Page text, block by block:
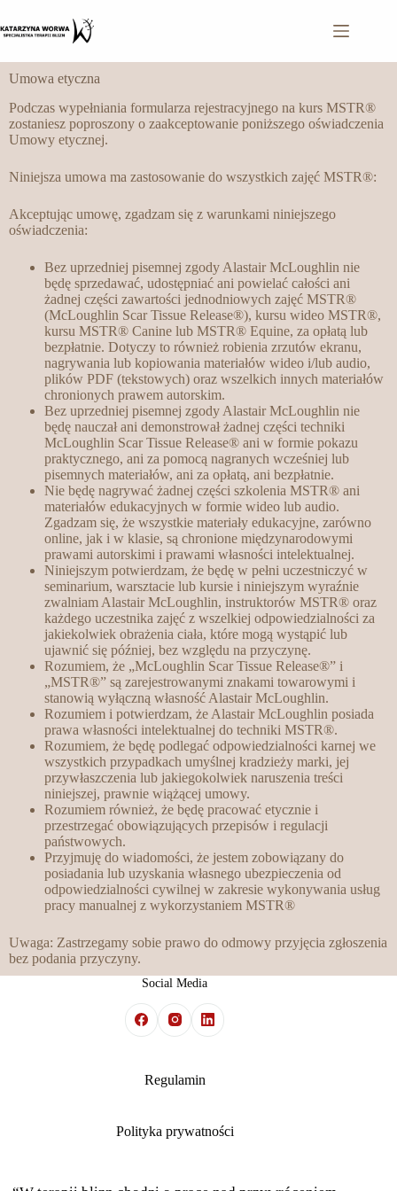
Umowa etyczna
Podczas wypełniania formularza rejestracyjnego na kurs MSTR®
zostaniesz poproszony o zaakceptowanie poniższego oświadczenia
Umowy etycznej.
Niniejsza umowa ma zastosowanie do wszystkich zajęć MSTR®:
Akceptując umowę, zgadzam się z warunkami niniejszego
oświadczenia:
Bez uprzedniej pisemnej zgody Alastair McLoughlin nie
będę sprzedawać, udostępniać ani powielać całości ani
żadnej części zawartości jednodniowych zajęć MSTR®
(McLoughlin Scar Tissue Release®), kursu wideo MSTR®,
kursu MSTR® Canine lub MSTR® Equine, za opłatą lub
bezpłatnie. Dotyczy to również robienia zrzutów ekranu,
nagrywania lub kopiowania materiałów wideo i/lub audio,
plików PDF (tekstowych) oraz wszelkich innych materiałów
chronionych prawem autorskim.
Bez uprzedniej pisemnej zgody Alastair McLoughlin nie
będę nauczał ani demonstrował żadnej części techniki
McLoughlin Scar Tissue Release® ani w formie pokazu
praktycznego, ani za pomocą nagranych wcześniej lub
pisemnych materiałów, ani za opłatą, ani bezpłatnie.
Nie będę nagrywać żadnej części szkolenia MSTR® ani
materiałów edukacyjnych w formie wideo lub audio.
Zgadzam się, że wszystkie materiały edukacyjne, zarówno
online, jak i w klasie, są chronione międzynarodowymi
prawami autorskimi i prawami własności intelektualnej.
Niniejszym potwierdzam, że będę w pełni uczestniczyć w
seminarium, warsztacie lub kursie i niniejszym wyraźnie
zwalniam Alastair McLoughlin, instruktorów MSTR® oraz
każdego uczestnika zajęć z wszelkiej odpowiedzialności za
jakiekolwiek obrażenia ciała, które mogą wystąpić lub
ujawnić się później, bez względu na przyczynę.
Rozumiem, że „McLoughlin Scar Tissue Release®” i
„MSTR®” są zarejestrowanymi znakami towarowymi i
stanowią wyłączną własność Alastair McLoughlin.
Rozumiem i potwierdzam, że Alastair McLoughlin posiada
prawa własności intelektualnej do techniki MSTR®.
Rozumiem, że będę podlegać odpowiedzialności karnej we
wszystkich przypadkach umyślnej kradzieży marki, jej
przywłaszczenia lub jakiegokolwiek naruszenia treści
niniejszej, prawnie wiążącej umowy.
Rozumiem również, że będę pracować etycznie i
przestrzegać obowiązujących przepisów i regulacji
państwowych.
Przyjmuję do wiadomości, że jestem zobowiązany do
posiadania lub uzyskania własnego ubezpieczenia od
odpowiedzialności cywilnej w zakresie wykonywania usług
pracy manualnej z wykorzystaniem MSTR®
Uwaga: Zastrzegamy sobie prawo do odmowy przyjęcia zgłoszenia
bez podania przyczyny.
Social Media
Regulamin
Polityka prywatności